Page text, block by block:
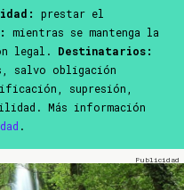
prestar el
mientras se mantenga la
legal. Destinatarios:
salvo obligación
supresión,
Más información
.